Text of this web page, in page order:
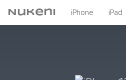
Nukeni iPhone iPad